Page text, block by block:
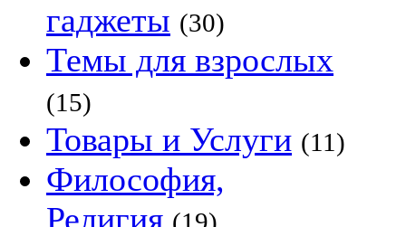
гаджеты (30)
Темы для взрослых
(15)
Товары и Услуги (11)
Философия,
Религия